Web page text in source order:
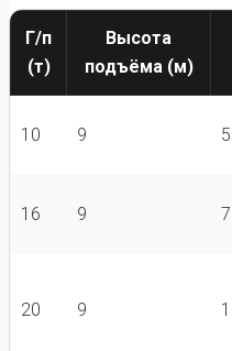
Г/п
(т)
Высота
подъёма (м)
10 9
16 9
20 9